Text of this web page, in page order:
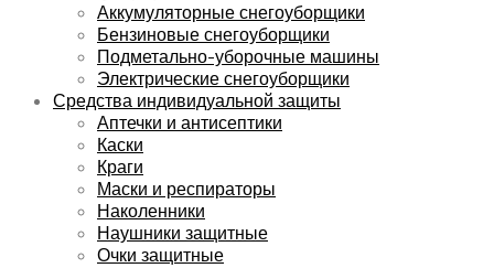
Аккумуляторные снегоуборщики
Бензиновые снегоуборщики
Подметально-уборочные машины
Электрические снегоуборщики
Средства индивидуальной защиты
Аптечки и антисептики
Каски
Краги
Маски и респираторы
Наколенники
Наушники защитные
Очки защитные